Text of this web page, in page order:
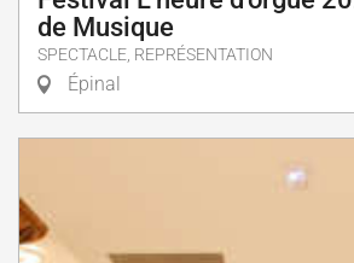
de Musique
SPECTACLE, REPRÉSENTATION
Épinal